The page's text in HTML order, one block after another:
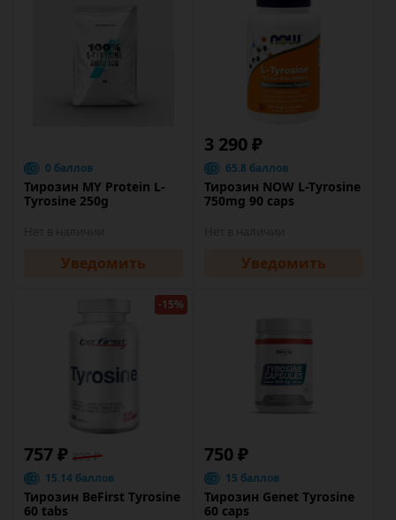
0 баллов
Тирозин MY Protein L-
Tyrosine 250g
Уведомить
3 290 ₽
65.8 баллов
Тирозин NOW L-Tyrosine
750mg 90 caps
Уведомить
-15%
757 ₽ 890 ₽
15.14 баллов
Тирозин BeFirst Tyrosine
60 tabs
750 ₽
15 баллов
Тирозин Genet Tyrosine
60 caps